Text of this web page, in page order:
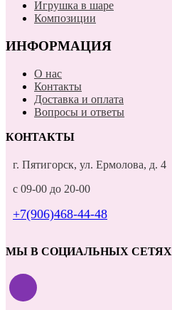
Игрушка в шаре
Композиции
ИНФОРМАЦИЯ
О нас
Контакты
Доставка и оплата
Вопросы и ответы
КОНТАКТЫ
г. Пятигорск, ул. Ермолова, д. 4
с 09-00 до 20-00
+7(906)468-44-48
МЫ В СОЦИАЛЬНЫХ СЕТЯХ